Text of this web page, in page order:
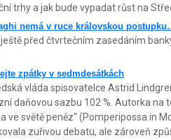
trhy a jak bude vypadat růst na
nemá v ruce královskou
ještě před čtvrtečním zasedáním
zpátky v sedmdesátkách
vláda spisovatelce Astrid
daňovou sazbu 102 %. Autorka na
ve světě peněz“ (Pomperipossa in
zuřivou debatu, ale zároveň